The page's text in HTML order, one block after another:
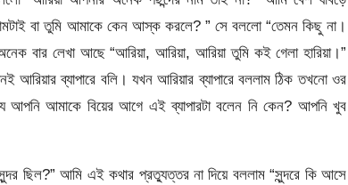
বা তুমি আমাকে কেন আস্ক করলে? ” সে বললো “তেমন কিছু না।
বার লেখা আছে “আরিয়া, আরিয়া, আরিয়া তুমি কই গেলা হারিয়া।”
আরিয়ার ব্যাপারে বলি। যখন আরিয়ার ব্যাপারে বললাম ঠিক তখনো ওর
আপনি আমাকে বিয়ের আগে এই ব্যাপারটা বলেন নি কেন? আপনি খুব
ছিল?” আমি এই কথার প্রত্যুত্তর না দিয়ে বললাম “সুন্দরে কি আসে